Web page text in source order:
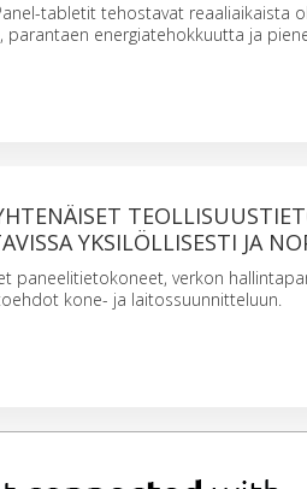
tabletit tehostavat reaaliaikaista
energiatehokkuutta ja
YKSILÖLLISESTI JA
paneelitietokoneet, verkon
kone- ja laitossuunnitteluun.